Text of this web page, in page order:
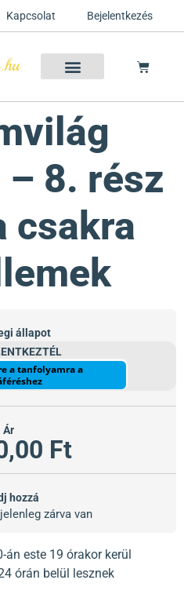
Kapcsolat Bejelentkezés
8. rész
csakra
állapot
a tanfolyamra a
Ár
Ft
hozzá
zárva van
este 19 órakor kerül
órán belül lesznek